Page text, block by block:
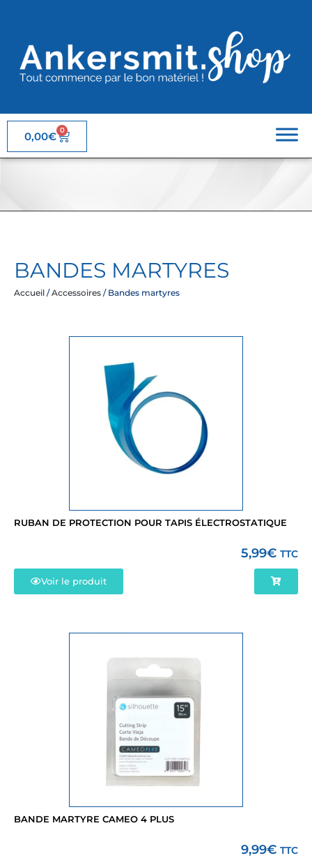
0,00€ 0
BANDES MARTYRES
Accueil /Accessoires / Bandes martyres
RUBAN DE PROTECTION POUR TAPIS ÉLECTROSTATIQUE
5,99€ TTC
Voir le produit
BANDE MARTYRE CAMEO 4 PLUS
9,99€ TTC